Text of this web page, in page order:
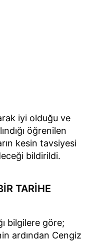
iyi olduğu ve
öğrenilen
kesin tavsiyesi
bildirildi.
TARİHE
bilgilere göre;
ardından Cengiz